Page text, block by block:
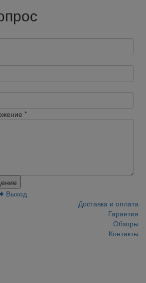
*
Выход
Доставка и оплата
Гарантия
Обзоры
Контакты